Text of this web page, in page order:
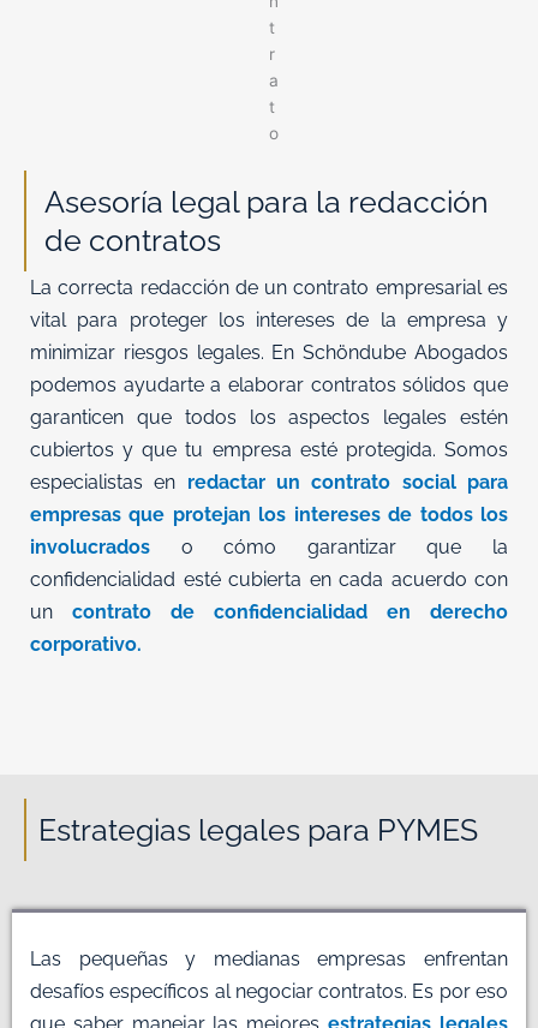
Asesoría legal para la redacción
de contratos
La correcta redacción de un contrato empresarial es
vital para proteger los intereses de la empresa y
minimizar riesgos legales. En Schöndube Abogados
podemos ayudarte a elaborar contratos sólidos que
garanticen que todos los aspectos legales estén
cubiertos y que tu empresa esté protegida. Somos
especialistas en redactar un contrato social para
empresas que protejan los intereses de todos los
involucrados o cómo garantizar que la
confidencialidad esté cubierta en cada acuerdo con
un contrato de confidencialidad en derecho
corporativo.
Estrategias legales para PYMES
Las pequeñas y medianas empresas enfrentan
desafíos específicos al negociar contratos. Es por eso